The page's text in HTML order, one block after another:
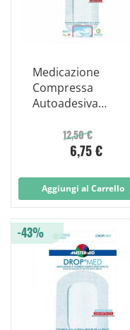
Medicazione
Compressa
Autoadesiva
Ipoallergenica
Aerata Master-aid
3 Pezzi
12,50 €
6,75 €
Aggiungi al Carrello
-43%